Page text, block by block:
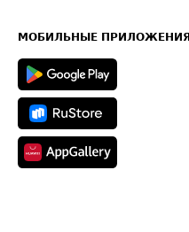
Техническая информация
МОБИЛЬНЫЕ ПРИЛОЖЕНИЯ